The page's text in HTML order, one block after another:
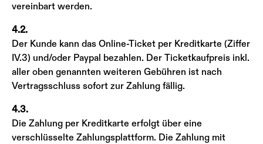
vereinbart werden.
4.2.
Der Kunde kann das Online-Ticket per Kreditkarte (Ziffer
IV.3) und/oder Paypal bezahlen. Der Ticketkaufpreis inkl.
aller oben genannten weiteren Gebühren ist nach
Vertragsschluss sofort zur Zahlung fällig.
4.3.
Die Zahlung per Kreditkarte erfolgt über eine
verschlüsselte Zahlungsplattform. Die Zahlung mit